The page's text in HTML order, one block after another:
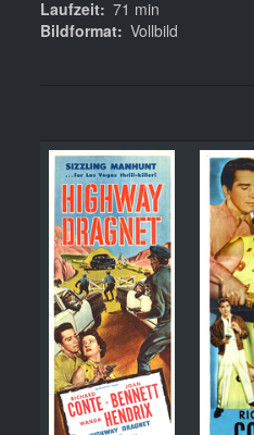
Laufzeit 71 min
Bildformat Vollbild